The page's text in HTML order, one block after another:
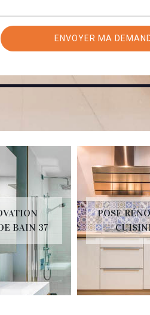
BAIN 37
POSE